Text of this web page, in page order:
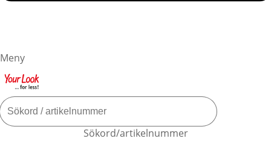
Meny
Sökord/artikelnummer